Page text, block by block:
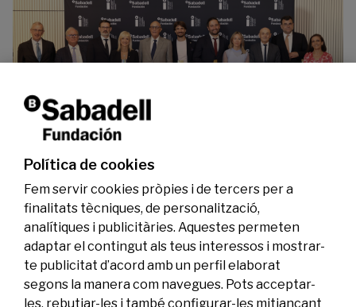
La Fundació Banc Sabadell reconeix a dos
investigadors en els àmbits de l’edició del
genoma i l’energia neta
Política de cookies
Fem servir cookies pròpies i de tercers per a
finalitats tècniques, de personalització,
analítiques i publicitàries. Aquestes permeten
adaptar el contingut als teus interessos i mostrar-
te publicitat d’acord amb un perfil elaborat
segons la manera com navegues. Pots acceptar-
les, rebutjar-les i també configurar-les mitjançant